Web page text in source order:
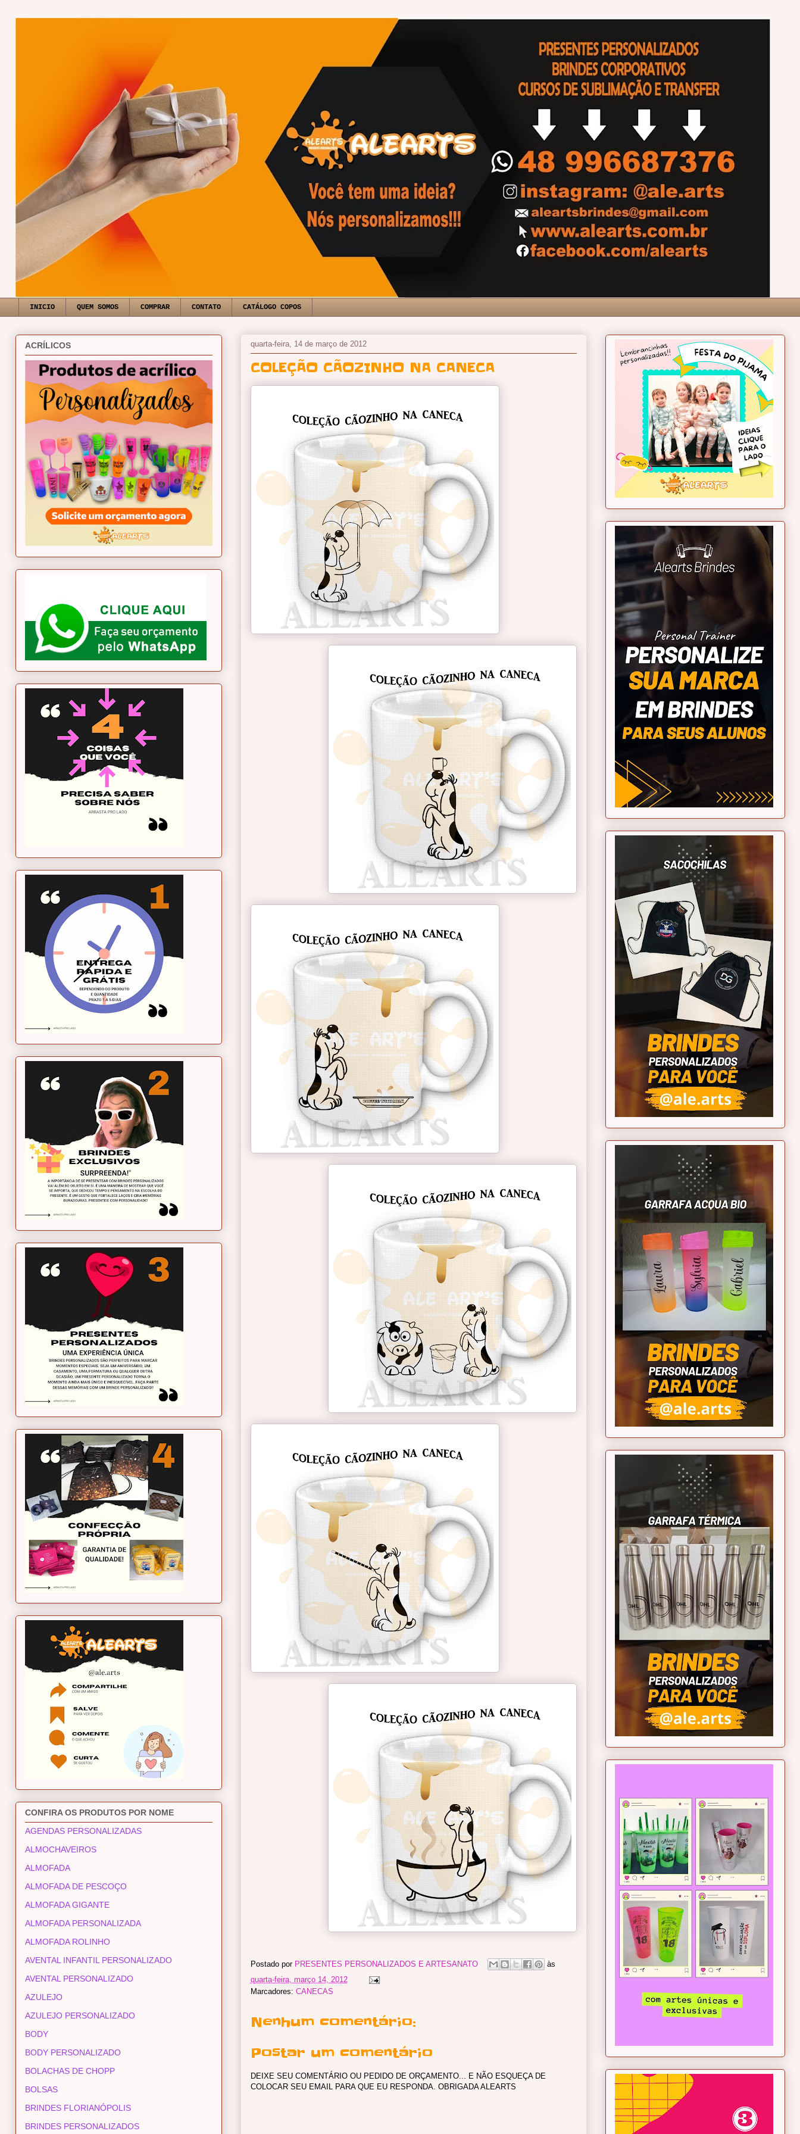
INICIO QUEM SOMOS COMPRAR CONTATO CATÁLOGO COPOS
quarta-feira, 14 de março de 2012
COLEÇÃO CÃOZINHO NA CANECA
Postado por PRESENTES PERSONALIZADOS E ARTESANATO
às
quarta-feira, março 14, 2012
Marcadores: CANECAS
Nenhum comentário:
Postar um comentário
DEIXE SEU COMENTÁRIO OU PEDIDO DE ORÇAMENTO... E NÃO ESQUEÇA DE
COLOCAR SEU EMAIL PARA QUE EU RESPONDA. OBRIGADA ALEARTS
ACRÍLICOS
CONFIRA OS PRODUTOS POR NOME
AGENDAS PERSONALIZADAS
ALMOCHAVEIROS
ALMOFADA
ALMOFADA DE PESCOÇO
ALMOFADA GIGANTE
ALMOFADA PERSONALIZADA
ALMOFADA ROLINHO
AVENTAL INFANTIL PERSONALIZADO
AVENTAL PERSONALIZADO
AZULEJO
AZULEJO PERSONALIZADO
BODY
BODY PERSONALIZADO
BOLACHAS DE CHOPP
BOLSAS
BRINDES FLORIANÓPOLIS
BRINDES PERSONALIZADOS